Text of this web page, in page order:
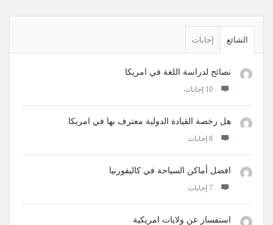
الجانبيةالشائع إجابات
نصائح لدراسة اللغة في امريكا
‫10 إجابات
هل رخصة القيادة الدولية معترف بها في امريكا
‫8 إجابات
افضل أماكن السياحة في كاليفورنيا
‫7 إجابات
استفسار عن ولايات امريكية